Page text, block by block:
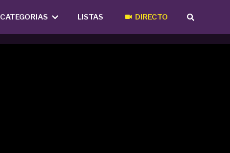
CATEGORIAS LISTAS DIRECTO